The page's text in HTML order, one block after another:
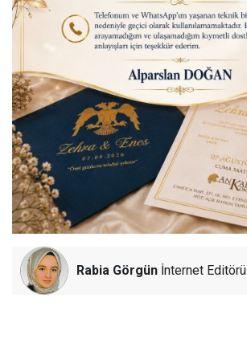
Rabia Görgün İnternet Editörü